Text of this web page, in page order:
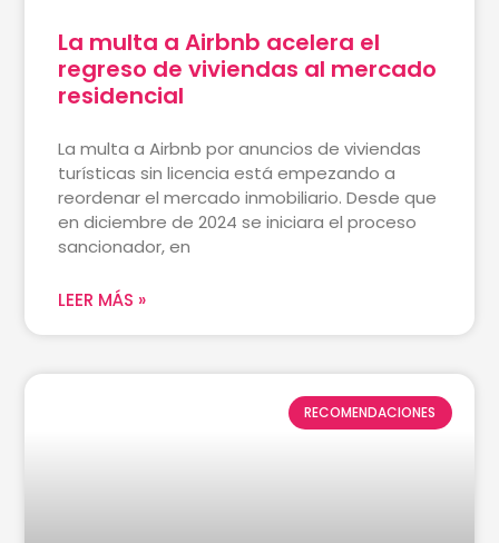
La multa a Airbnb acelera el
regreso de viviendas al mercado
residencial
La multa a Airbnb por anuncios de viviendas
turísticas sin licencia está empezando a
reordenar el mercado inmobiliario. Desde que
en diciembre de 2024 se iniciara el proceso
sancionador, en
LEER MÁS »
RECOMENDACIONES